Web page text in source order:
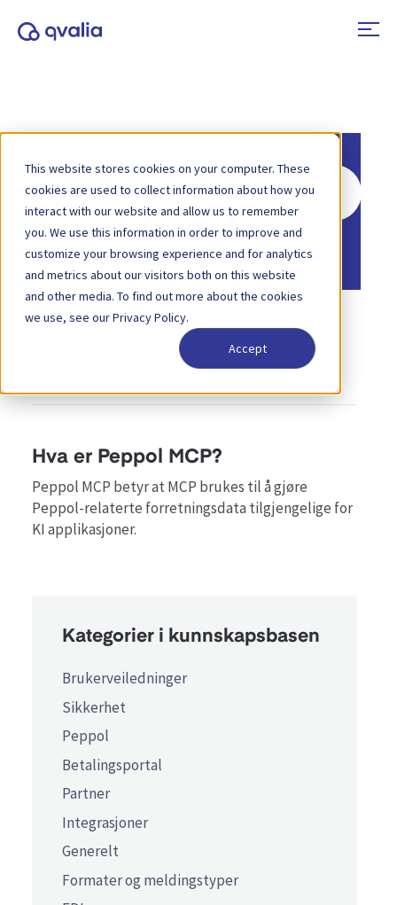
This website stores cookies on your computer. These
cookies are used to collect information about how you
interact with our website and allow us to remember
you. We use this information in order to improve and
customize your browsing experience and for analytics
and metrics about our visitors both on this website
and other media. To find out more about the cookies
we use, see our Privacy Policy.
Accept
Søk
etter
Hjem Kunnskapsbase
Hva er Peppol MCP?
Peppol MCP betyr at MCP brukes til å gjøre
Peppol-relaterte forretningsdata tilgjengelige for
KI applikasjoner.
Kategorier i kunnskapsbasen
Brukerveiledninger
Sikkerhet
Peppol
Betalingsportal
Partner
Integrasjoner
Generelt
Formater og meldingstyper